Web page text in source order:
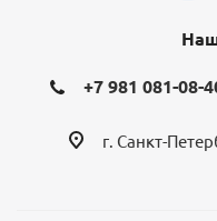
+7 981 081-08-
г. Санкт-